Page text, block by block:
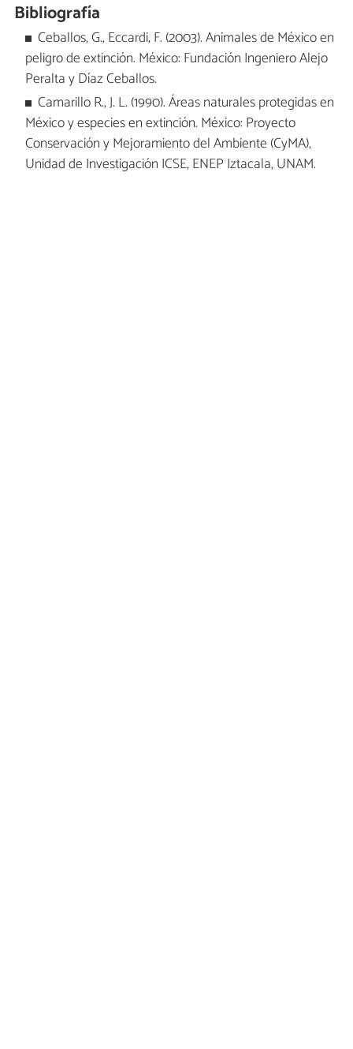
Bibliografía
Ceballos, G., Eccardi, F. (2003). Animales de México en
peligro de extinción. México: Fundación Ingeniero Alejo
Peralta y Díaz Ceballos.
Camarillo R., J. L. (1990). Áreas naturales protegidas en
México y especies en extinción. México: Proyecto
Conservación y Mejoramiento del Ambiente (CyMA),
Unidad de Investigación ICSE, ENEP Iztacala, UNAM.